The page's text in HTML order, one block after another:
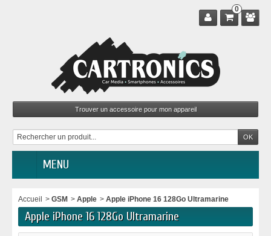
0
MENU
Accueil > GSM > Apple > Apple iPhone 16 128Go Ultramarine
Apple iPhone 16 128Go Ultramarine